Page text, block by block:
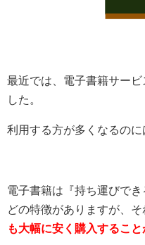
最近では、電子書籍サー
した。
利用する方が多くなるのに
電子書籍は『持ち運びで
どの特徴がありますが、そ
も大幅に安く購入すること